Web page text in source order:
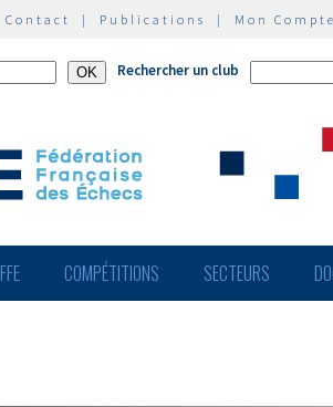
Contact | Publications | Mon Compte
Rechercher un club
FFE COMPÉTITIONS SECTEURS